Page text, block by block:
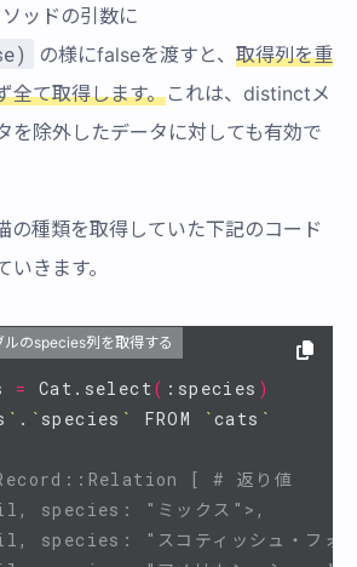
ッドの引数に
の様にfalseを渡すと、 取得列を重
全て取得します。これは、distinctメ
を除外したデータに対しても有効で
の種類を取得していた下記のコード
きます。
のspecies列を取得する
= Cat.select( :species )
` . ` species ` FROM `cats `
[ # 返り値
species: "ミックス">,      #
species: "スコティッシュ・フォ